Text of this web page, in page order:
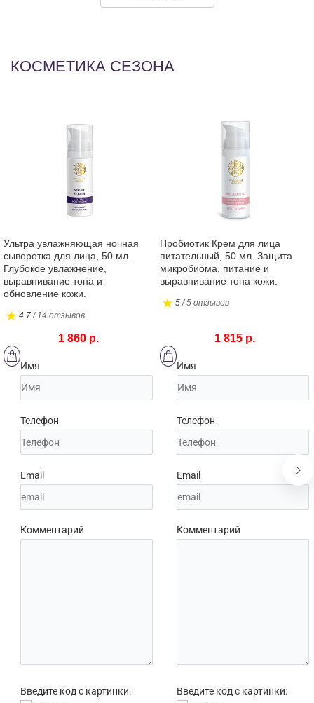
КОСМЕТИКА СЕЗОНА
Ультра увлажняющая ночная
сыворотка для лица, 50 мл.
Глубокое увлажнение,
выравнивание тона и
обновление кожи.
4.7/ 14 отзывов
1 860 р.
Имя
Телефон
Email
Комментарий
Введите код с картинки:
Пробиотик Крем для лица
питательный, 50 мл. Защита
микробиома, питание и
выравнивание тона кожи.
5/ 5 отзывов
1 815 р.
Имя
Телефон
Email
Комментарий
Введите код с картинки: